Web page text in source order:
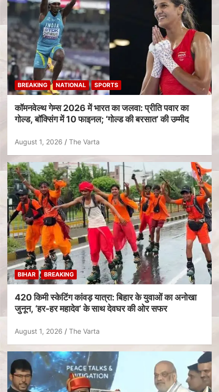
BREAKING NATIONAL SPORTS
कॉमनवेल्थ गेम्स 2026 में भारत का जलवा: प्रीति पवार का
गोल्ड, बॉक्सिंग में 10 फाइनल; ‘गोल्ड की बरसात’ की उम्मीद
August 1, 2026 The Varta
BIHAR BREAKING
420 किमी स्केटिंग कांवड़ यात्रा: बिहार के युवाओं का अनोखा
जुनून, ‘हर-हर महादेव’ के साथ देवघर की ओर सफर
August 1, 2026 The Varta